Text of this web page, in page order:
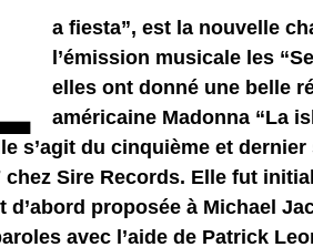
a fiesta”, est la nouvelle
l’émission musicale les
elles ont donné une belle
américaine Madonna “La
s’agit du cinquième et
chez Sire Records. Elle fut
d’abord proposée à Michael
avec l’aide de Patrick